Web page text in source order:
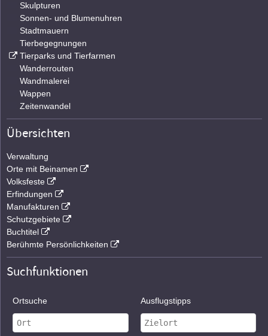
Skulpturen
Sonnen- und Blumenuhren
Stadtmauern
Tierbegegnungen
Tierparks und Tierfarmen
Wanderrouten
Wandmalerei
Wappen
Zeitenwandel
Übersichten
Verwaltung
Orte mit Beinamen
Volksfeste
Erfindungen
Manufakturen
Schutzgebiete
Buchtitel
Berühmte Persönlichkeiten
Suchfunktionen
Ortsuche Ausflugstipps